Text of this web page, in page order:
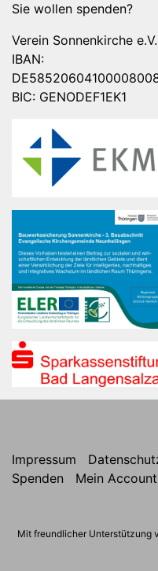
Sie wollen spenden?
Verein Sonnenkirche e.V.
IBAN:
BIC: GENODEF1EK1
Impressum
Spenden
Mein Account
Mit freundlicher Unterstützung